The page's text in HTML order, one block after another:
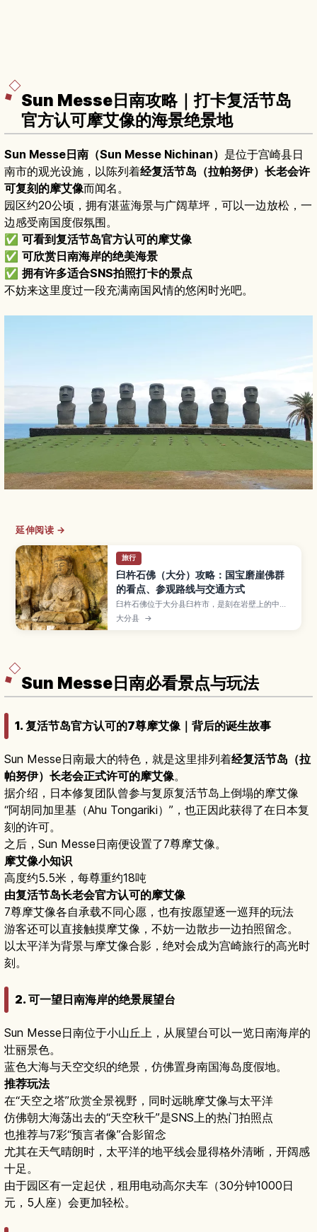
Sun Messe日南攻略｜打卡复活节岛
官方认可摩艾像的海景绝景地
Sun Messe日南（Sun Messe Nichinan） 是位于宫崎县日
南市的观光设施，以陈列着经复活节岛（拉帕努伊）长老会许
可复刻的摩艾像而闻名。
园区约20公顷，拥有湛蓝海景与广阔草坪，可以一边放松，一
边感受南国度假氛围。
✅ 可看到复活节岛官方认可的摩艾像
✅ 可欣赏日南海岸的绝美海景
✅ 拥有许多适合SNS拍照打卡的景点
不妨来这里度过一段充满南国风情的悠闲时光吧。
延伸阅读 →
旅行
臼杵石佛（大分）攻略：国宝磨崖佛群
的看点、参观路线与交通方式
臼杵石佛位于大分县臼杵市，是刻在岩壁上的中世
磨崖佛群，被指定为日本国宝。本文整理必看佛像
与看点、步行参观路线与建议停留时间，以及从臼
大分县 →
Sun Messe日南必看景点与玩法
1. 复活节岛官方认可的7尊摩艾像｜背后的诞生故事
Sun Messe日南最大的特色，就是这里排列着经复活节岛（拉
帕努伊）长老会正式许可的摩艾像。
据介绍，日本修复团队曾参与复原复活节岛上倒塌的摩艾像
“阿胡同加里基（Ahu Tongariki）”，也正因此获得了在日本复
刻的许可。
之后，Sun Messe日南便设置了7尊摩艾像。
摩艾像小知识
高度约5.5米，每尊重约18吨
由复活节岛长老会官方认可的摩艾像
7尊摩艾像各自承载不同心愿，也有按愿望逐一巡拜的玩法
游客还可以直接触摸摩艾像，不妨一边散步一边拍照留念。
以太平洋为背景与摩艾像合影，绝对会成为宫崎旅行的高光时
刻。
2. 可一望日南海岸的绝景展望台
Sun Messe日南位于小山丘上，从展望台可以一览日南海岸的
壮丽景色。
蓝色大海与天空交织的绝景，仿佛置身南国海岛度假地。
推荐玩法
在“天空之塔”欣赏全景视野，同时远眺摩艾像与太平洋
仿佛朝大海荡出去的“天空秋千”是SNS上的热门拍照点
也推荐与7彩“预言者像”合影留念
尤其在天气晴朗时，太平洋的地平线会显得格外清晰，开阔感
十足。
由于园区有一定起伏，租用电动高尔夫车（30分钟1000日
元，5人座）会更加轻松。